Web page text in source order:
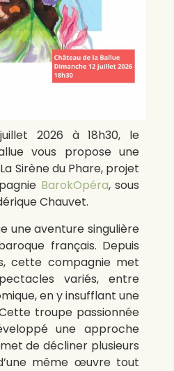
2026 à 18h30, le
vous propose une
Sirène du Phare, projet
BarokOpéra, sous
Chauvet.
une aventure singulière
français. Depuis
cette compagnie met
variés, entre
en y insufflant une
troupe passionnée
une approche
de décliner plusieurs
même œuvre tout